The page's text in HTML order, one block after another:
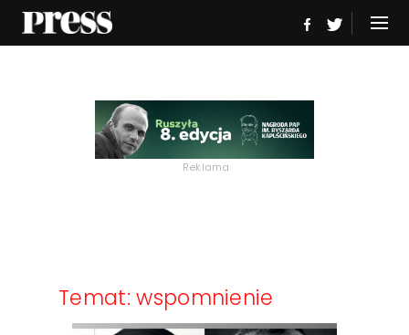
Reklama
Temat: wspomnienie